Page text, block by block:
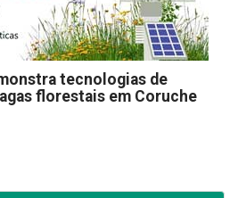
tecnologias de
florestais em Coruche